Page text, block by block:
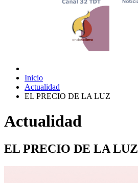
Inicio
Actualidad
EL PRECIO DE LA LUZ
Actualidad
EL PRECIO DE LA LUZ